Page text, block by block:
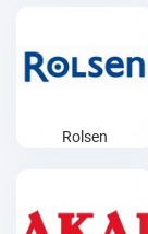
Rolsen